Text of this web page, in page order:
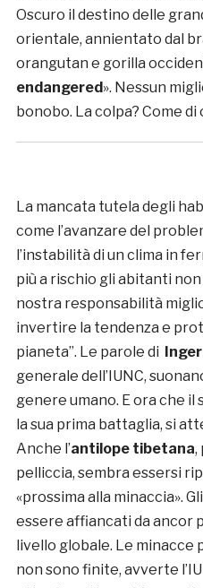
Oscuro il destino delle
orientale, annientato dal
orangutan e gorilla
endangered». Nessun
bonobo. La colpa? Come di
La mancata tutela degli
come l’avanzare del
l’instabilità di un clima in
più a rischio gli abitanti non
nostra responsabilità
invertire la tendenza e
pianeta”. Le parole di
generale dell’IUNC,
genere umano. E ora che
la sua prima battaglia, si
Anche l’antilope tibetana,
pelliccia, sembra essersi
«prossima alla minaccia».
essere affiancati da ancor
livello globale. Le minacce
non sono finite, avverte